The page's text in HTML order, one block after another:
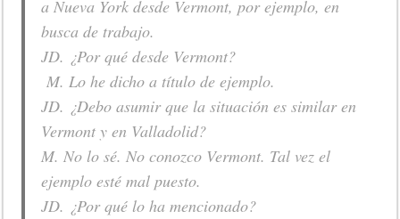
a Nueva York desde Vermont, por ejemplo, en
busca de trabajo.
JD. ¿Por qué desde Vermont?
M. Lo he dicho a título de ejemplo.
JD. ¿Debo asumir que la situación es similar en
Vermont y en Valladolid?
M. No lo sé. No conozco Vermont. Tal vez el
ejemplo esté mal puesto.
JD. ¿Por qué lo ha mencionado?